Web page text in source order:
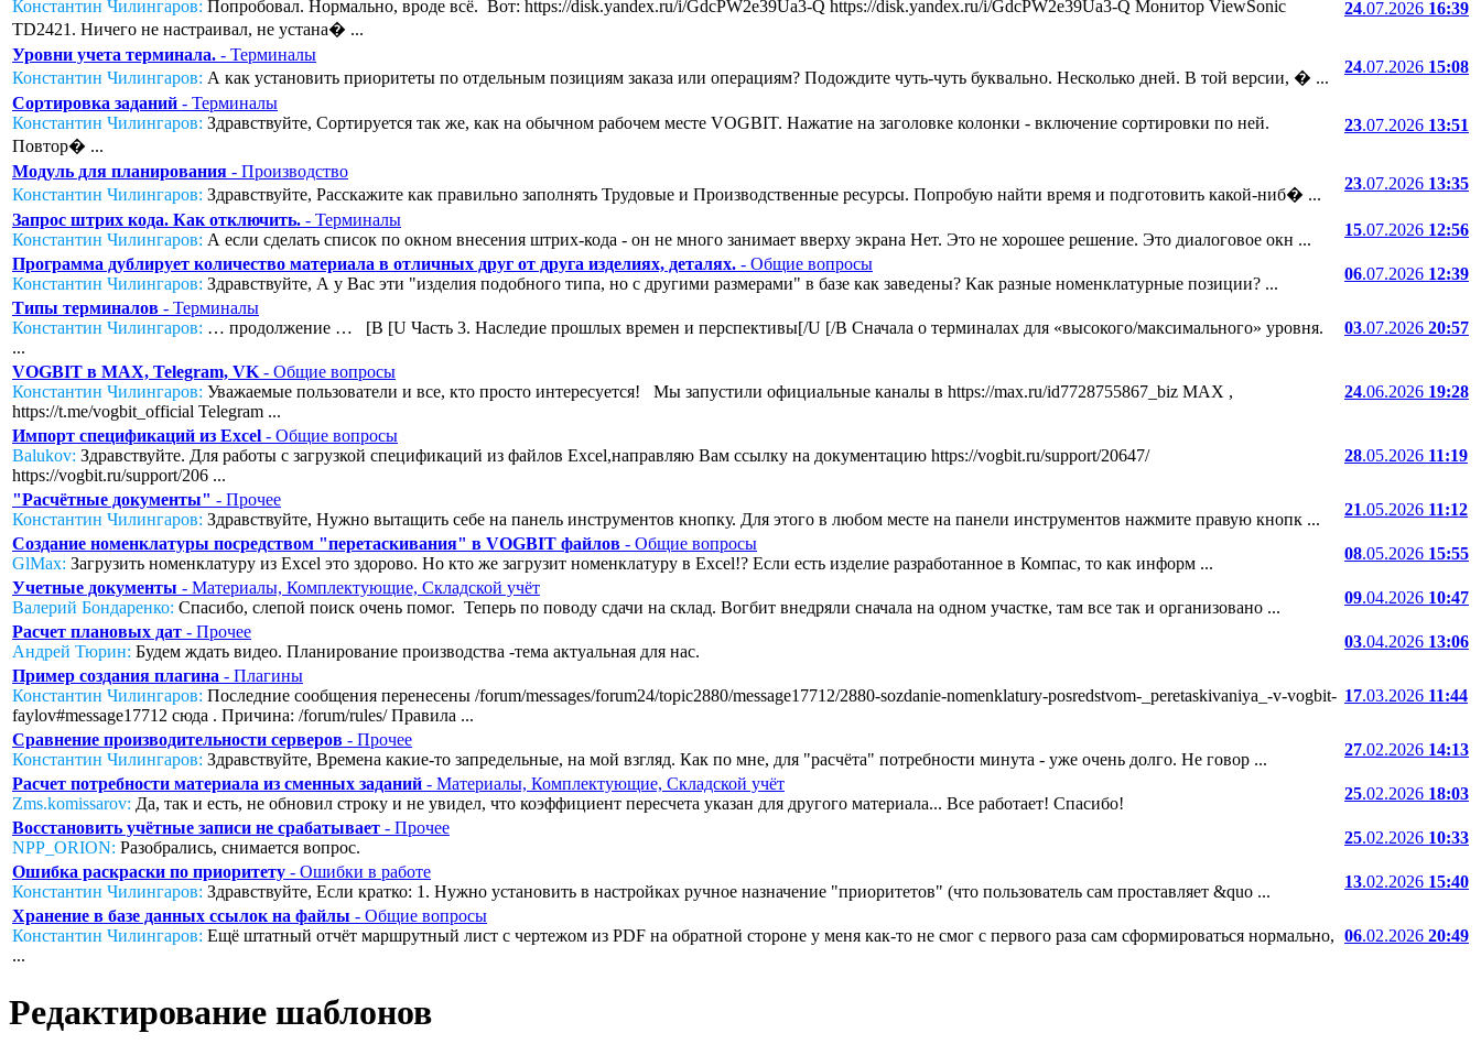
Константин Чилингаров: Попробовал. Нормально, вроде всё. Вот: https://disk.yandex.ru/i/GdcPW2e39Ua3-Q https://disk.yandex.ru/i/GdcPW2e39Ua3-Q Монитор ViewSonic
TD2421. Ничего не настраивал, не устана� ...
24.07.2026 16:39
Уровни учета терминала. - Терминалы
Константин Чилингаров: А как установить приоритеты по отдельным позициям заказа или операциям? Подождите чуть-чуть буквально. Несколько дней. В той версии, � ...
24.07.2026 15:08
Сортировка заданий - Терминалы
Константин Чилингаров: Здравствуйте, Сортируется так же, как на обычном рабочем месте VOGBIT. Нажатие на заголовке колонки - включение сортировки по ней.
Повтор� ...
23.07.2026 13:51
Модуль для планирования - Производство
Константин Чилингаров: Здравствуйте, Расскажите как правильно заполнять Трудовые и Производственные ресурсы. Попробую найти время и подготовить какой-ниб� ...
23.07.2026 13:35
Запрос штрих кода. Как отключить. - Терминалы
Константин Чилингаров: А если сделать список по окном внесения штрих-кода - он не много занимает вверху экрана Нет. Это не хорошее решение. Это диалоговое окн ...
15.07.2026 12:56
Программа дублирует количество материала в отличных друг от друга изделиях, деталях. - Общие вопросы
Константин Чилингаров: Здравствуйте, А у Вас эти "изделия подобного типа, но с другими размерами" в базе как заведены? Как разные номенклатурные позиции? ...
06.07.2026 12:39
Типы терминалов - Терминалы
Константин Чилингаров: … продолжение … [B [U Часть 3. Наследие прошлых времен и перспективы[/U [/B Сначала о терминалах для «высокого/максимального» уровня.
...
03.07.2026 20:57
VOGBIT в MAX, Telegram, VK - Общие вопросы
Константин Чилингаров: Уважаемые пользователи и все, кто просто интересуется! Мы запустили официальные каналы в https://max.ru/id7728755867_biz MAX ,
https://t.me/vogbit_official Telegram ...
24.06.2026 19:28
Импорт спецификаций из Excel - Общие вопросы
Balukov: Здравствуйте. Для работы с загрузкой спецификаций из файлов Excel,направляю Вам ссылку на документацию https://vogbit.ru/support/20647/
https://vogbit.ru/support/206 ...
28.05.2026 11:19
"Расчётные документы" - Прочее
Константин Чилингаров: Здравствуйте, Нужно вытащить себе на панель инструментов кнопку. Для этого в любом месте на панели инструментов нажмите правую кнопк ...
21.05.2026 11:12
Создание номенклатуры посредством "перетаскивания" в VOGBIT файлов - Общие вопросы
GlMax: Загрузить номенклатуру из Excel это здорово. Но кто же загрузит номенклатуру в Excel!? Если есть изделие разработанное в Компас, то как информ ...
08.05.2026 15:55
Учетные документы - Материалы, Комплектующие, Складской учёт
Валерий Бондаренко: Спасибо, слепой поиск очень помог. Теперь по поводу сдачи на склад. Вогбит внедряли сначала на одном участке, там все так и организовано ...
09.04.2026 10:47
Расчет плановых дат - Прочее
Андрей Тюрин: Будем ждать видео. Планирование производства -тема актуальная для нас.
03.04.2026 13:06
Пример создания плагина - Плагины
Константин Чилингаров: Последние сообщения перенесены /forum/messages/forum24/topic2880/message17712/2880-sozdanie-nomenklatury-posredstvom-_peretaskivaniya_-v-vogbit-
faylov#message17712 сюда . Причина: /forum/rules/ Правила ...
17.03.2026 11:44
Сравнение производительности серверов - Прочее
Константин Чилингаров: Здравствуйте, Времена какие-то запредельные, на мой взгляд. Как по мне, для "расчёта" потребности минута - уже очень долго. Не говор ...
27.02.2026 14:13
Расчет потребности материала из сменных заданий - Материалы, Комплектующие, Складской учёт
Zms.komissarov: Да, так и есть, не обновил строку и не увидел, что коэффициент пересчета указан для другого материала... Все работает! Спасибо!
25.02.2026 18:03
Восстановить учётные записи не срабатывает - Прочее
NPP_ORION: Разобрались, снимается вопрос.
25.02.2026 10:33
Ошибка раскраски по приоритету - Ошибки в работе
Константин Чилингаров: Здравствуйте, Если кратко: 1. Нужно установить в настройках ручное назначение "приоритетов" (что пользователь сам проставляет &quo ...
13.02.2026 15:40
Хранение в базе данных ссылок на файлы - Общие вопросы
Константин Чилингаров: Ещё штатный отчёт маршрутный лист с чертежом из PDF на обратной стороне у меня как-то не смог с первого раза сам сформироваться нормально,
...
06.02.2026 20:49
Редактирование шаблонов